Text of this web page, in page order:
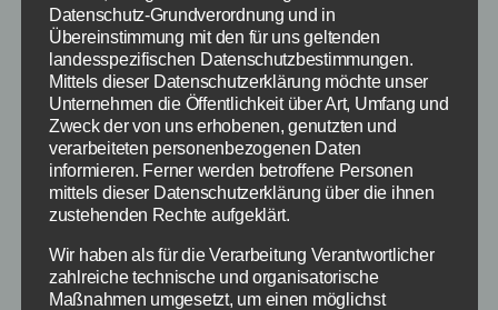
hierbei genutzt werden sollte, um schnell nach
den Antworten zu suchen.
Hinweis: Eine Komplettlösung über alle Level
mit einfacher Suchfunktionfindet ihr auf
touchportal.de
!
Hier eine Übersicht über die 94 Prozent Lösung
für Level 1 zu den Fragen Früchte mit kernen,
Dafür braucht man ein Ticket und das Bild von
der Feuerwehr.
Datenschutz-Grundverordnung und in
Übereinstimmung mit den für uns geltenden
landesspezifischen Datenschutzbestimmungen.
Mittels dieser Datenschutzerklärung möchte unser
Unternehmen die Öffentlichkeit über Art, Umfang und
Zweck der von uns erhobenen, genutzten und
verarbeiteten personenbezogenen Daten
informieren. Ferner werden betroffene Personen
mittels dieser Datenschutzerklärung über die ihnen
zustehenden Rechte aufgeklärt.
Wir haben als für die Verarbeitung Verantwortlicher
zahlreiche technische und organisatorische
Maßnahmen umgesetzt, um einen möglichst